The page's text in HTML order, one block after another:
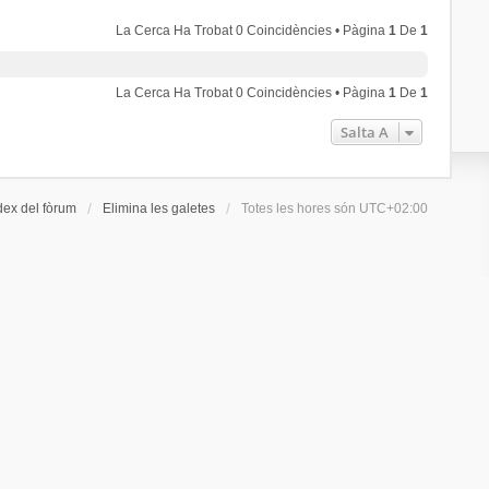
La Cerca Ha Trobat 0 Coincidències • Pàgina1 De1
La Cerca Ha Trobat 0 Coincidències • Pàgina1 De1
Salta A
del fòrum Elimina les galetes Totes les hores són UTC+02:00